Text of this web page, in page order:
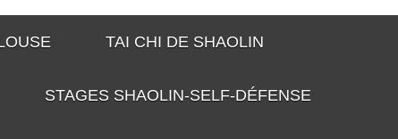
TAI CHI DE SHAOLIN
STAGES SHAOLIN-SELF-DÉFENSE